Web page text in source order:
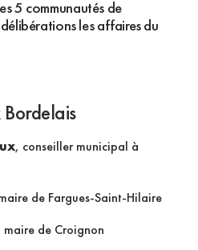
5 communautés de
les affaires du
, conseiller municipal à
de Fargues-Saint-Hilaire
maire de Croignon